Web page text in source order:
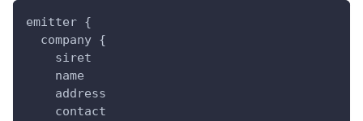
emitter {
  company {
    siret
    name
    address
    contact